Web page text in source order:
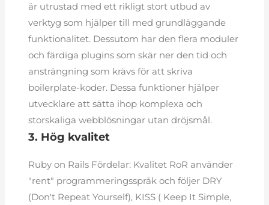
är utrustad med ett rikligt stort utbud av
verktyg som hjälper till med grundläggande
funktionalitet. Dessutom har den flera moduler
och färdiga plugins som skär ner den tid och
ansträngning som krävs för att skriva
boilerplate-koder. Dessa funktioner hjälper
utvecklare att sätta ihop komplexa och
storskaliga webblösningar utan dröjsmål.
3. Hög kvalitet
RoR använder
"rent" programmeringsspråk och följer DRY
(Don't Repeat Yourself), KISS ( Keep It Simple,